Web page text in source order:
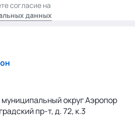
согласие на
данных
муниципальный округ Аэропор
пр-т, д. 72, к.3